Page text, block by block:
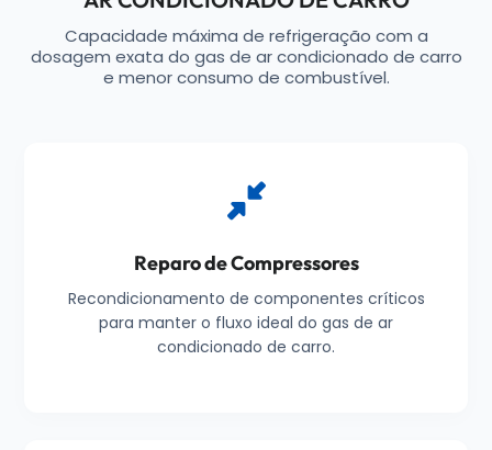
Capacidade máxima de refrigeração com a
dosagem exata do gas de ar condicionado de carro
e menor consumo de combustível.
Reparo de Compressores
Recondicionamento de componentes críticos
para manter o fluxo ideal do gas de ar
condicionado de carro.